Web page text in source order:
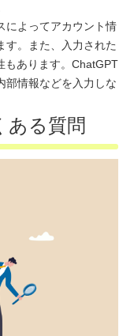
によってアカウント情
す。また、入力された
もあります。ChatGPT
部情報などを入力しな
ある質問